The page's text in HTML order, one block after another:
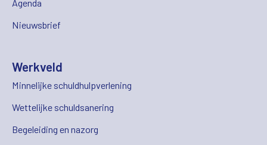
Agenda
Nieuwsbrief
Werkveld
Minnelijke schuldhulpverlening
Wettelijke schuldsanering
Begeleiding en nazorg